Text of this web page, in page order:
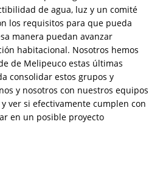
de agua, luz y un comité
los requisitos para que pueda
manera puedan avanzar
habitacional. Nosotros hemos
de Melipeuco estas últimas
consolidar estos grupos y
y nosotros con nuestros equipos
ver si efectivamente cumplen con
en un posible proyecto